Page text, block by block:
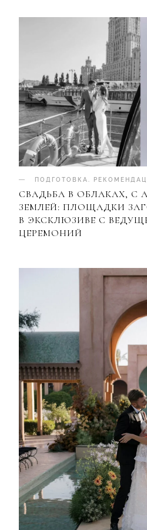
ПОДГОТОВКА
СВАДЬБА В ОБЛАКАХ, С
ЗЕМЛЕЙ: ПЛОЩАДКИ
В ЭКСКЛЮЗИВЕ С
ЦЕРЕМОНИЙ